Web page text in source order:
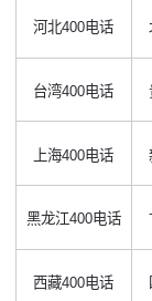
河北400电话
台湾400电话
上海400电话
黑龙江400电话
西藏400电话